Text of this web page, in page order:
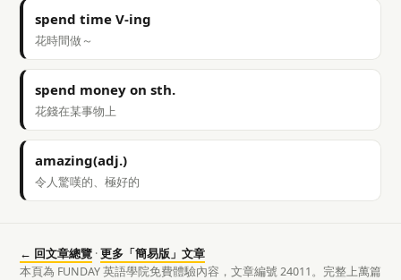
spend time V-ing
花時間做～
spend money on sth.
花錢在某事物上
amazing(adj.)
令人驚嘆的、極好的
← 回文章總覽 ·更多「簡易版」文章
本頁為 FUNDAY 英語學院免費體驗內容，文章編號 24011。完整上萬篇